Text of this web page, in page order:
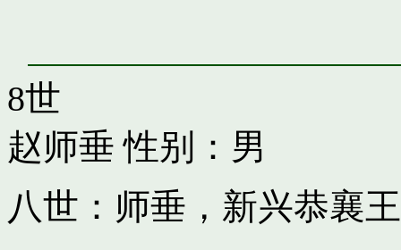
8世
赵师垂 性别：男
八世：师垂，新兴恭襄王